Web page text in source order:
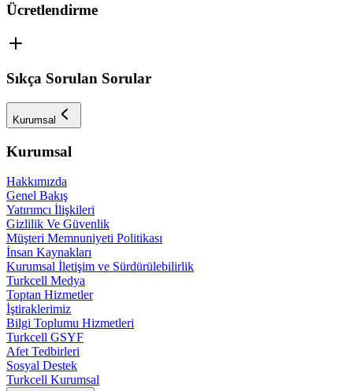
Ücretlendirme
Sıkça Sorulan Sorular
Kurumsal
Kurumsal
Hakkımızda
Genel Bakış
Yatırımcı İlişkileri
Gizlilik Ve Güvenlik
Müşteri Memnuniyeti Politikası
İnsan Kaynakları
Kurumsal İletişim ve Sürdürülebilirlik
Turkcell Medya
Toptan Hizmetler
İştiraklerimiz
Bilgi Toplumu Hizmetleri
Turkcell GSYF
Afet Tedbirleri
Sosyal Destek
Turkcell Kurumsal